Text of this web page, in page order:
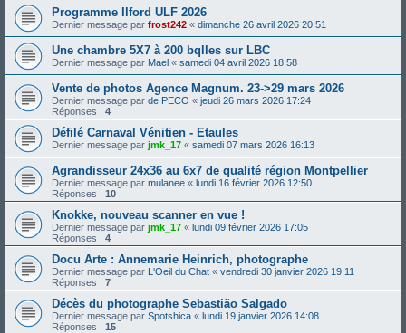
Programme Ilford ULF 2026
Dernier message par frost242 « dimanche 26 avril 2026 20:51
Une chambre 5X7 à 200 bqlles sur LBC
Dernier message par Mael « samedi 04 avril 2026 18:58
Vente de photos Agence Magnum. 23->29 mars 2026
Dernier message par de PECO « jeudi 26 mars 2026 17:24
Réponses : 4
Défilé Carnaval Vénitien - Etaules
Dernier message par jmk_17 « samedi 07 mars 2026 16:13
Agrandisseur 24x36 au 6x7 de qualité région Montpellier
Dernier message par mulanee « lundi 16 février 2026 12:50
Réponses : 10
Knokke, nouveau scanner en vue !
Dernier message par jmk_17 « lundi 09 février 2026 17:05
Réponses : 4
Docu Arte : Annemarie Heinrich, photographe
Dernier message par L'Oeil du Chat « vendredi 30 janvier 2026 19:11
Réponses : 7
Décès du photographe Sebastião Salgado
Dernier message par Spotshica « lundi 19 janvier 2026 14:08
Réponses : 15